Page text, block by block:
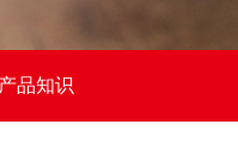
产品知识